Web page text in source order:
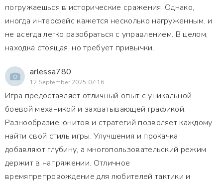
погружаешься в исторические сражения. Однако,
иногда интерфейс кажется несколько нагруженным, и
не всегда легко разобраться с управлением. В целом,
находка стоящая, но требует привычки.
arlessa780
12 September 2025 07:16
Игра предоставляет отличный опыт с уникальной
боевой механикой и захватывающей графикой.
Разнообразие юнитов и стратегий позволяет каждому
найти свой стиль игры. Улучшения и прокачка
добавляют глубину, а многопользовательский режим
держит в напряжении. Отличное
времяпрепровождение для любителей тактики и